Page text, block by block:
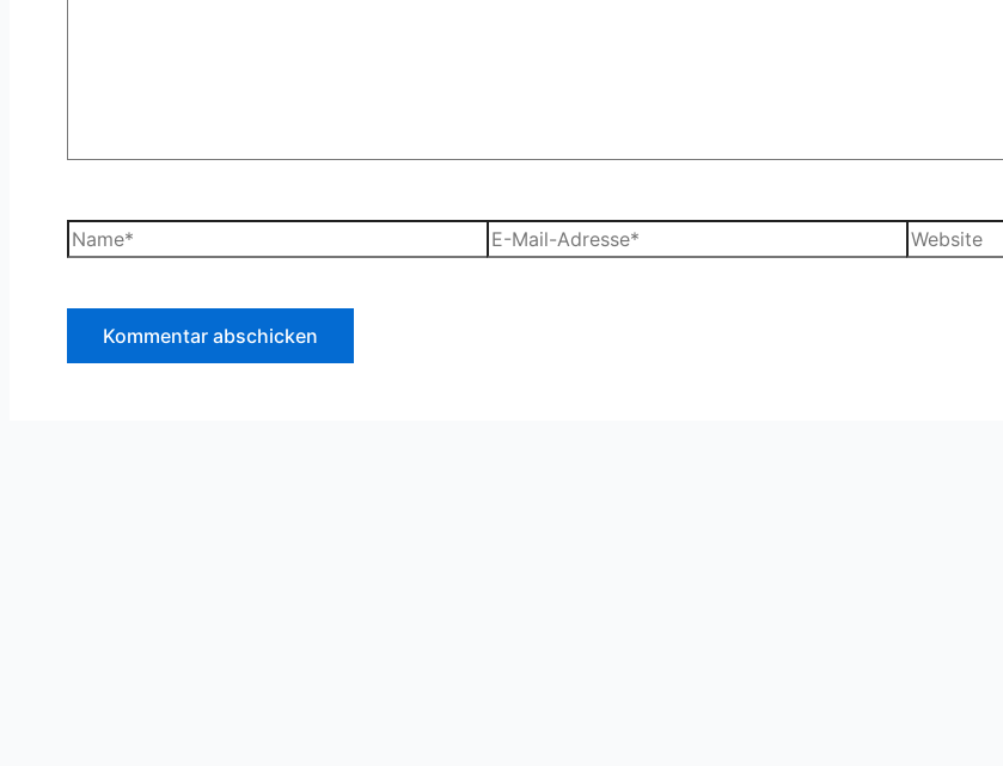
Name*
E-
Mail-
Website